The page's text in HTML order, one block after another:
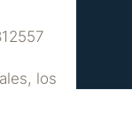
los